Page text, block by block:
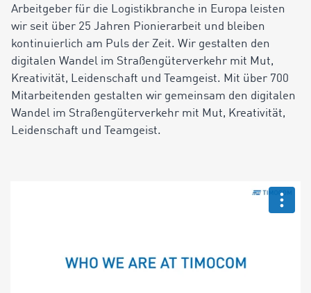
Arbeitgeber für die Logistikbranche in Europa leisten
wir seit über 25 Jahren Pionierarbeit und bleiben
kontinuierlich am Puls der Zeit. Wir gestalten den
digitalen Wandel im Straßengüterverkehr mit Mut,
Kreativität, Leidenschaft und Teamgeist. Mit über 700
Mitarbeitenden gestalten wir gemeinsam den digitalen
Wandel im Straßengüterverkehr mit Mut, Kreativität,
Leidenschaft und Teamgeist.